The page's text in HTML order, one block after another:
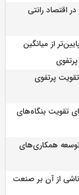
اقتصاد رانتی
از میانگین
پرتفوی
تقویت بنگاه‌های
توسعه همکاری‌های
از آن بر صنعت